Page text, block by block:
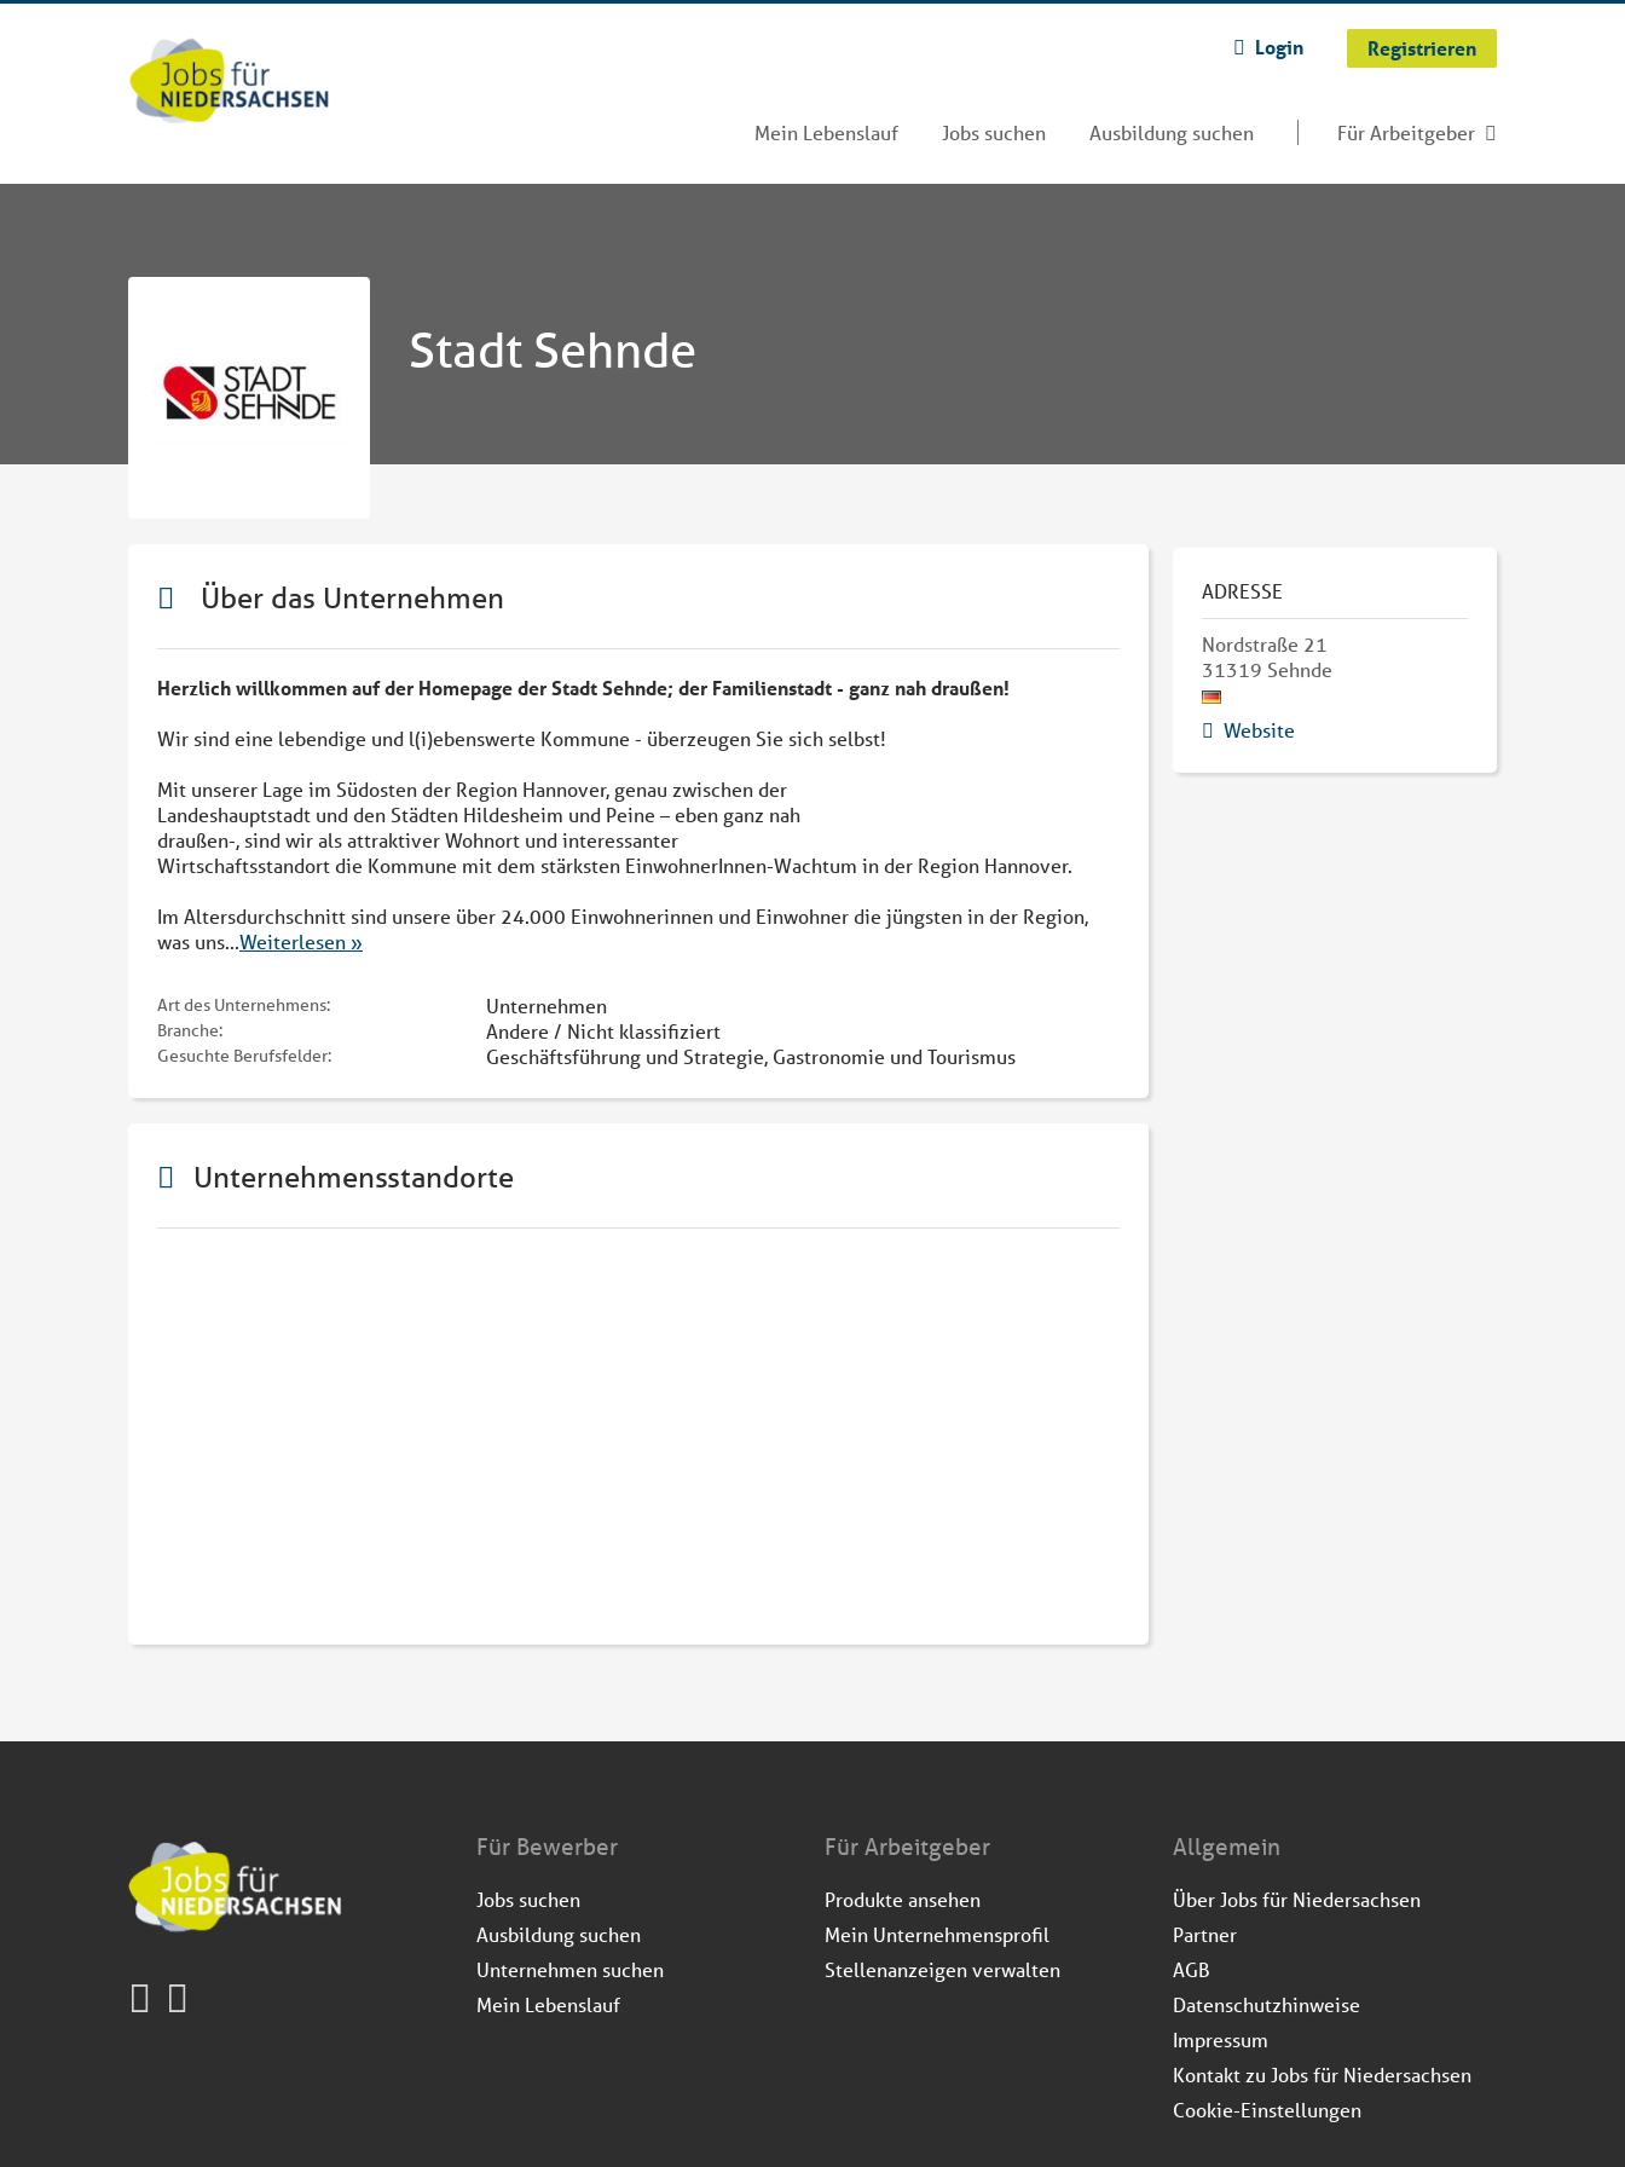
Login Registrieren
Mein Lebenslauf Jobs suchen Ausbildung suchen Für Arbeitgeber
Stadt Sehnde
Über das Unternehmen
Herzlich willkommen auf der Homepage der Stadt Sehnde; der Familienstadt - ganz nah draußen!
Wir sind eine lebendige und l(i)ebenswerte Kommune - überzeugen Sie sich selbst!
Mit unserer Lage im Südosten der Region Hannover, genau zwischen der
Landeshauptstadt und den Städten Hildesheim und Peine – eben ganz nah
draußen-, sind wir als attraktiver Wohnort und interessanter
Wirtschaftsstandort die Kommune mit dem stärksten EinwohnerInnen-Wachtum in der Region Hannover.
Im Altersdurchschnitt sind unsere über 24.000 Einwohnerinnen und Einwohner die jüngsten in der Region,
was uns...Weiterlesen »
Art des Unternehmens: Unternehmen
Branche: Andere / Nicht klassifiziert
Gesuchte Berufsfelder: Geschäftsführung und Strategie, Gastronomie und Tourismus
Unternehmensstandorte
ADRESSE
Nordstraße 21
31319 Sehnde
Website
Für Bewerber
Jobs suchen
Ausbildung suchen
Unternehmen suchen
Mein Lebenslauf
Für Arbeitgeber
Produkte ansehen
Mein Unternehmensprofil
Stellenanzeigen verwalten
Allgemein
Über Jobs für Niedersachsen
Partner
AGB
Datenschutzhinweise
Impressum
Kontakt zu Jobs für Niedersachsen
Cookie-Einstellungen